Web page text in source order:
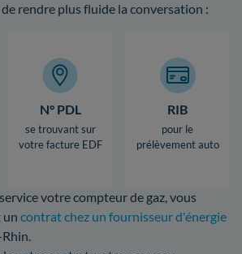
rendre plus fluide la conversation :
N° PDL
se trouvant sur
votre facture EDF
RIB
pour le
prélèvement auto
votre compteur de gaz, vous
un contrat chez un fournisseur d'énergie